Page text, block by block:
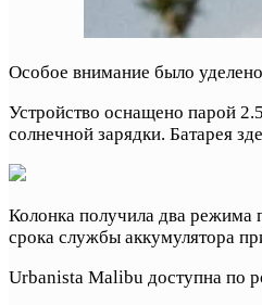
Особое внимание было
Устройство оснащено парой
солнечной зарядки. Батарея
Колонка получила два режима
срока службы аккумулятора
Urbanista Malibu доступна по